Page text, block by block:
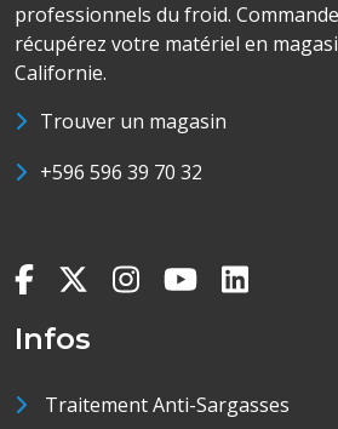
professionnels du froid.
récupérez votre matériel en
Californie.
Trouver un magasin
+596 596 39 70 32
Infos
Traitement Anti-Sargasses